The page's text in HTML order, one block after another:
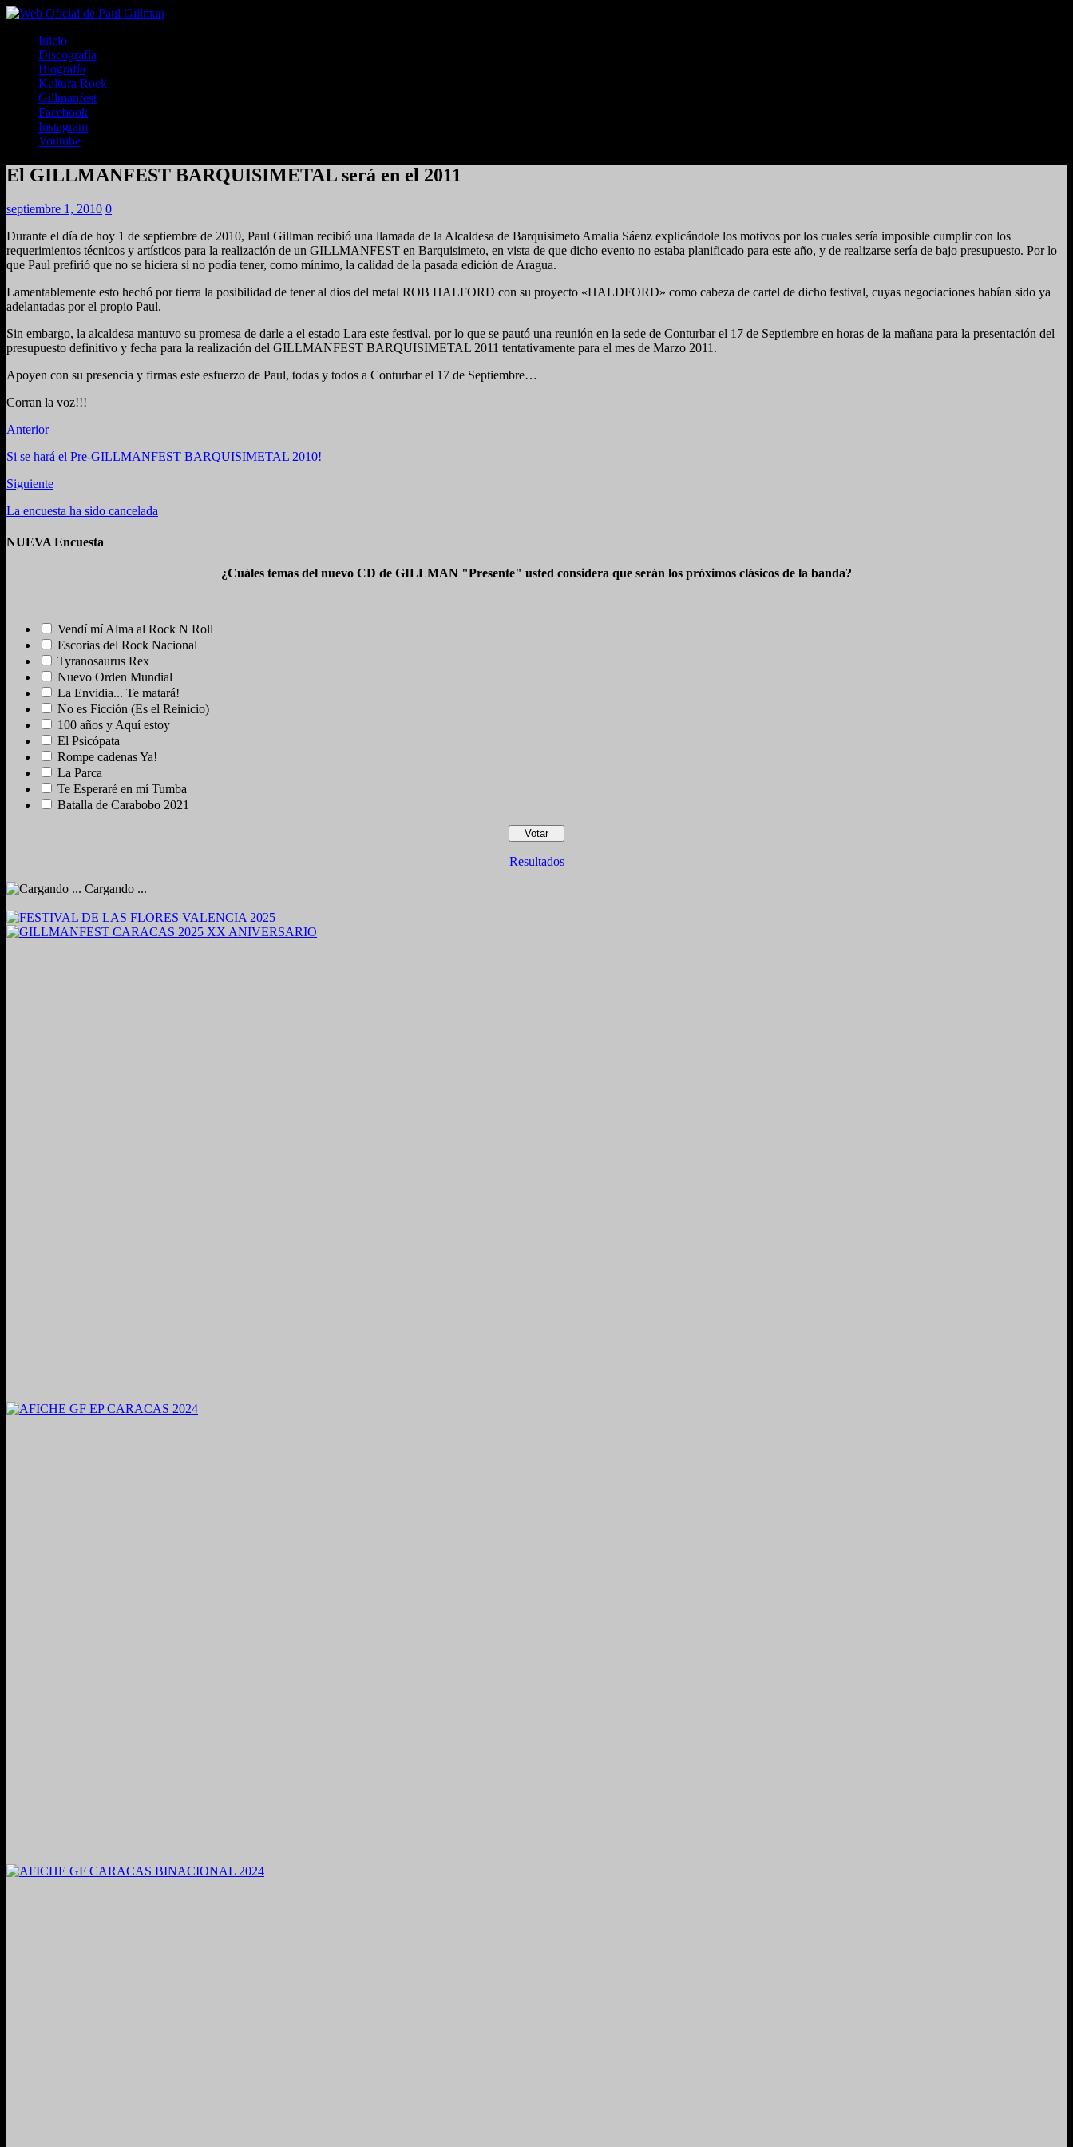
Inicio
Discografía
Biografía
Kultura Rock
Gillmanfest
Facebook
Instagram
Youtube
El GILLMANFEST BARQUISIMETAL será en el 2011
septiembre 1, 2010 0
Durante el día de hoy 1 de septiembre de 2010, Paul Gillman recibió una llamada de la Alcaldesa de Barquisimeto Amalia Sáenz explicándole los motivos por los cuales sería imposible cumplir con los
requerimientos técnicos y artísticos para la realización de un GILLMANFEST en Barquisimeto, en vista de que dicho evento no estaba planificado para este año, y de realizarse sería de bajo presupuesto. Por lo
que Paul prefirió que no se hiciera si no podía tener, como mínimo, la calidad de la pasada edición de Aragua.
Lamentablemente esto hechó por tierra la posibilidad de tener al dios del metal ROB HALFORD con su proyecto «HALDFORD» como cabeza de cartel de dicho festival, cuyas negociaciones habían sido ya
adelantadas por el propio Paul.
Sin embargo, la alcaldesa mantuvo su promesa de darle a el estado Lara este festival, por lo que se pautó una reunión en la sede de Conturbar el 17 de Septiembre en horas de la mañana para la presentación del
presupuesto definitivo y fecha para la realización del GILLMANFEST BARQUISIMETAL 2011 tentativamente para el mes de Marzo 2011.
Apoyen con su presencia y firmas este esfuerzo de Paul, todas y todos a Conturbar el 17 de Septiembre…
Corran la voz!!!
Anterior
Si se hará el Pre-GILLMANFEST BARQUISIMETAL 2010!
Siguiente
La encuesta ha sido cancelada
NUEVA Encuesta
¿Cuáles temas del nuevo CD de GILLMAN "Presente" usted considera que serán los próximos clásicos de la banda?
Vendí mí Alma al Rock N Roll
Escorias del Rock Nacional
Tyranosaurus Rex
Nuevo Orden Mundial
La Envidia... Te matará!
No es Ficción (Es el Reinicio)
100 años y Aquí estoy
El Psicópata
Rompe cadenas Ya!
La Parca
Te Esperaré en mí Tumba
Batalla de Carabobo 2021
Resultados
Cargando ...